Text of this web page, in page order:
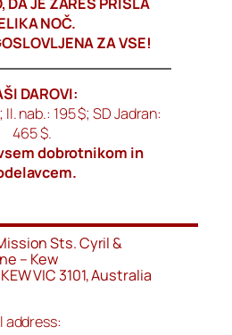
NOČ.
ZA VSE!
DAROVI:
II. nab.: 195 $; SD Jadran:
465 $.
dobrotnikom in
Sts. Cyril &
– Kew
VIC 3101, Australia
address: